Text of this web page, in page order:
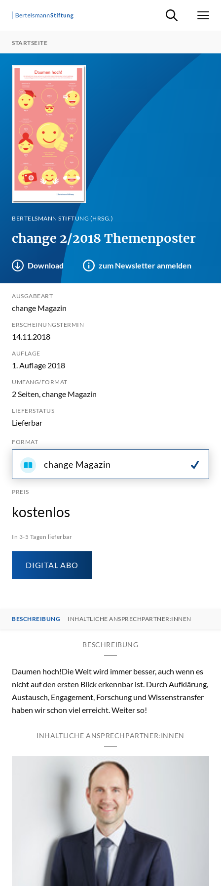
Suche ein-/
STARTSEITE
BERTELSMANN STIFTUNG (HRSG.)
change 2/2018 Themenposter
Download zum Newsletter anmelden
AUSGABEART
change Magazin
ERSCHEINUNGSTERMIN
14.11.2018
AUFLAGE
1. Auflage 2018
UMFANG/FORMAT
2 Seiten, change Magazin
LIEFERSTATUS
Lieferbar
FORMAT
change Magazin
PREIS
kostenlos
In 3-5 Tagen lieferbar
DIGITAL ABO
BESCHREIBUNG INHALTLICHE ANSPRECHPARTNER:INNEN
BESCHREIBUNG
Daumen hoch!Die Welt wird immer besser, auch wenn es
nicht auf den ersten Blick erkennbar ist. Durch Aufklärung,
Austausch, Engagement, Forschung und Wissenstransfer
haben wir schon viel erreicht. Weiter so!
INHALTLICHE ANSPRECHPARTNER:INNEN